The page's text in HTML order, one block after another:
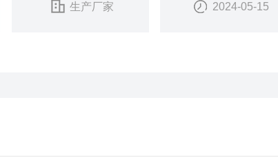
生产厂家 2024-05-15